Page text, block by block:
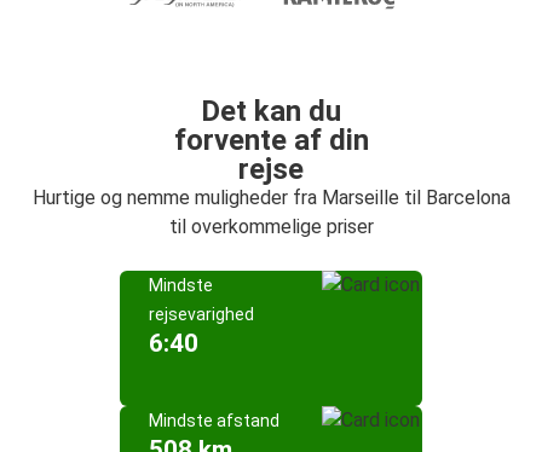
Det kan du
forvente af din
rejse
Hurtige og nemme muligheder fra Marseille til Barcelona
til overkommelige priser
Mindste
rejsevarighed
6:40
Mindste afstand